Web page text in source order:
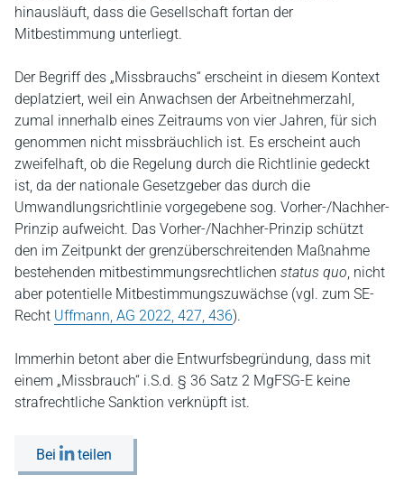
hinausläuft, dass die Gesellschaft fortan der
Mitbestimmung unterliegt.
Der Begriff des „Missbrauchs“ erscheint in diesem Kontext
deplatziert, weil ein Anwachsen der Arbeitnehmerzahl,
zumal innerhalb eines Zeitraums von vier Jahren, für sich
genommen nicht missbräuchlich ist. Es erscheint auch
zweifelhaft, ob die Regelung durch die Richtlinie gedeckt
ist, da der nationale Gesetzgeber das durch die
Umwandlungsrichtlinie vorgegebene sog. Vorher-/Nachher-
Prinzip aufweicht. Das Vorher-/Nachher-Prinzip schützt
den im Zeitpunkt der grenzüberschreitenden Maßnahme
bestehenden mitbestimmungsrechtlichen status quo, nicht
aber potentielle Mitbestimmungszuwächse (vgl. zum SE-
Recht Uffmann, AG 2022, 427, 436).
Immerhin betont aber die Entwurfsbegründung, dass mit
einem „Missbrauch“ i.S.d. § 36 Satz 2 MgFSG-E keine
strafrechtliche Sanktion verknüpft ist.
Bei teilen